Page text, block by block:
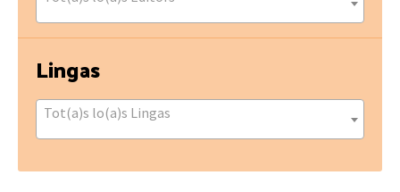
Lingas
Tot(a)s lo(a)s Lingas